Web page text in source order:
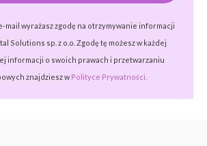
mail wyrażasz zgodę na otrzymywanie informacji
Solutions sp. z o.o. Zgodę tę możesz w każdej
informacji o swoich prawach i przetwarzaniu
znajdziesz w Polityce Prywatności.